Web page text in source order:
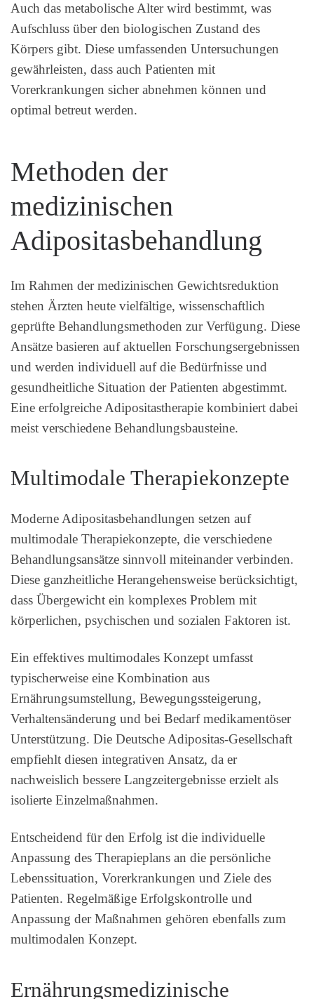
Auch das metabolische Alter wird bestimmt, was
Aufschluss über den biologischen Zustand des
Körpers gibt. Diese umfassenden Untersuchungen
gewährleisten, dass auch Patienten mit
Vorerkrankungen sicher abnehmen können und
optimal betreut werden.
Methoden der
medizinischen
Adipositasbehandlung
Im Rahmen der medizinischen Gewichtsreduktion
stehen Ärzten heute vielfältige, wissenschaftlich
geprüfte Behandlungsmethoden zur Verfügung. Diese
Ansätze basieren auf aktuellen Forschungsergebnissen
und werden individuell auf die Bedürfnisse und
gesundheitliche Situation der Patienten abgestimmt.
Eine erfolgreiche Adipositastherapie kombiniert dabei
meist verschiedene Behandlungsbausteine.
Multimodale Therapiekonzepte
Moderne Adipositasbehandlungen setzen auf
multimodale Therapiekonzepte, die verschiedene
Behandlungsansätze sinnvoll miteinander verbinden.
Diese ganzheitliche Herangehensweise berücksichtigt,
dass Übergewicht ein komplexes Problem mit
körperlichen, psychischen und sozialen Faktoren ist.
Ein effektives multimodales Konzept umfasst
typischerweise eine Kombination aus
Ernährungsumstellung, Bewegungssteigerung,
Verhaltensänderung und bei Bedarf medikamentöser
Unterstützung. Die Deutsche Adipositas-Gesellschaft
empfiehlt diesen integrativen Ansatz, da er
nachweislich bessere Langzeitergebnisse erzielt als
isolierte Einzelmaßnahmen.
Entscheidend für den Erfolg ist die individuelle
Anpassung des Therapieplans an die persönliche
Lebenssituation, Vorerkrankungen und Ziele des
Patienten. Regelmäßige Erfolgskontrolle und
Anpassung der Maßnahmen gehören ebenfalls zum
multimodalen Konzept.
Ernährungsmedizinische